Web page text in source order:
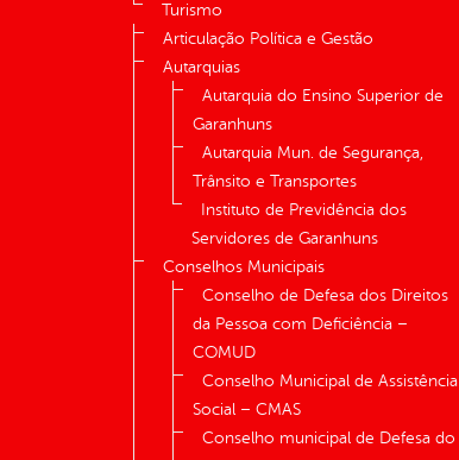
Turismo
Articulação Política e Gestão
Autarquias
Autarquia do Ensino Superior de
Garanhuns
Autarquia Mun. de Segurança,
Trânsito e Transportes
Instituto de Previdência dos
Servidores de Garanhuns
Conselhos Municipais
Conselho de Defesa dos Direitos
da Pessoa com Deficiência –
COMUD
Conselho Municipal de Assistência
Social – CMAS
Conselho municipal de Defesa do